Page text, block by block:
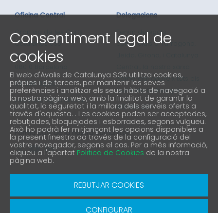
Oficina Central
Gran via de les Corts
Catalanes 635
4ª planta
93 298 02 60
informacio@avalis.cat
Delegacions
Tenim delegats
comercials a Tarragona,
comercial cobreix tots els
punts de Catalunya
901 900 214
Forma part de la nostra comunitat
Política de Cookies
Canal denúncia
Consentiment legal de
cookies
El web d'Avalis de Catalunya SGR utilitza cookies,
pròpies i de tercers, per mantenir les seves
preferències i analitzar els seus hàbits de navegació a
la nostra pàgina web, amb la finalitat de garantir la
qualitat, la seguretat i la millora dels serveis oferts a
través d'aquesta. . Les cookies poden ser acceptades,
rebutjades, bloquejades i esborrades, segons vulgueu.
Això ho podrà fer mitjançant les opcions disponibles a
la present finestra oa través de la configuració del
vostre navegador, segons el cas. Per a més informació,
cliqueu a l'apartat Politica de Cookies de la nostra
pàgina web.
REBUTJAR COOKIES
CONFIGURAR